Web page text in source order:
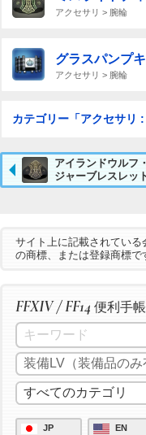
アクセサリ > 腕輪
グラスパンプ
アクセサリ > 腕輪
カテゴリー「アクセサリ
アイランドウルフ
ジャーブレスレッ
サイト上に記載されてい
の商標、または登録商標で
FFXIV / FF14 便利手帳
JP EN